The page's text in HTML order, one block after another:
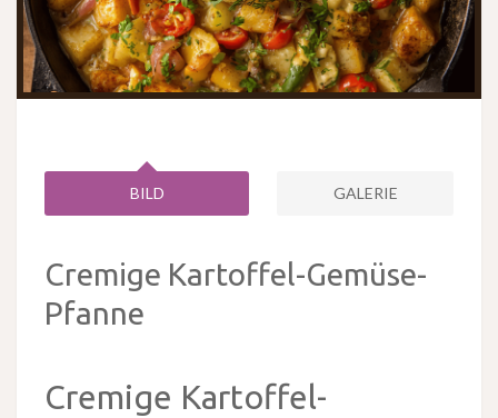
BILD GALERIE
Cremige Kartoffel-Gemüse-
Pfanne
Cremige Kartoffel-